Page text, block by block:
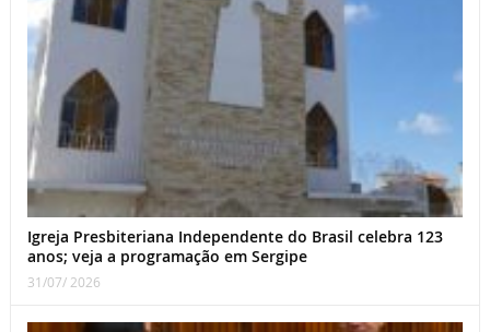
Igreja Presbiteriana Independente do Brasil celebra 123
anos; veja a programação em Sergipe
31/07/ 2026